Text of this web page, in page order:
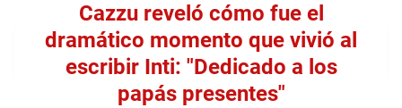
Cazzu reveló cómo fue el
dramático momento que vivió al
escribir Inti: "Dedicado a los
papás presentes"